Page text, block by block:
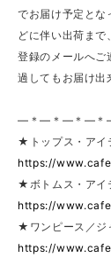
でお届け予定とな
どに伴い出荷ま
登録のメールへ
過してもお届け出
—＊—＊—＊—＊
★トップス・ア
https://
★ボトムス・ア
https://
★ワンピース／ジ
https://